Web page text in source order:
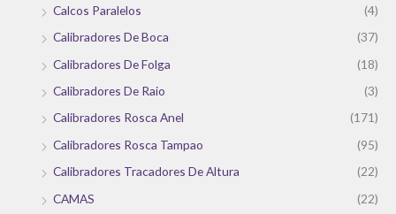
Calcos Paralelos
(4)
Calibradores De Boca
(37)
Calibradores De Folga
(18)
Calibradores De Raio
(3)
Calibradores Rosca Anel
(171)
Calibradores Rosca Tampao
(95)
Calibradores Tracadores De Altura
(22)
CAMAS
(22)